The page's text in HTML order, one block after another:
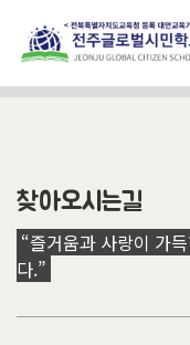
찾아오시는길
“즐거움과 사랑이 가
다.”